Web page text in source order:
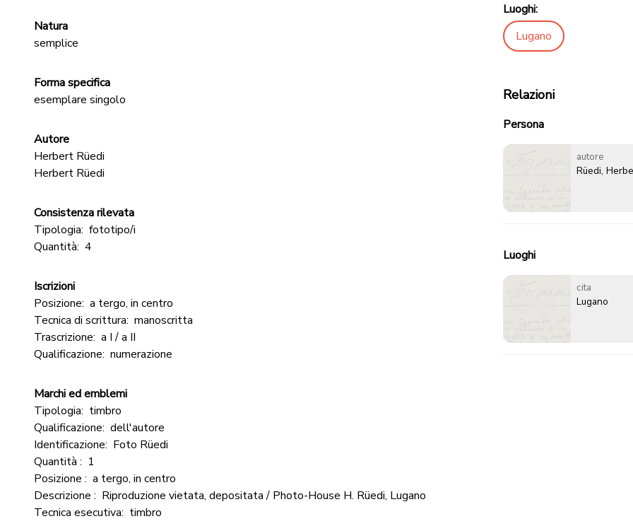
Natura
semplice
Forma specifica
esemplare singolo
Autore
Herbert Rüedi
Herbert Rüedi
Consistenza rilevata
Tipologia: fototipo/i
Quantità: 4
Iscrizioni
Posizione: a tergo, in centro
Tecnica di scrittura: manoscritta
Trascrizione: a I / a II
Qualificazione: numerazione
Marchi ed emblemi
Tipologia: timbro
Qualificazione: dell'autore
Identificazione: Foto Rüedi
Quantità : 1
Posizione : a tergo, in centro
Descrizione : Riproduzione vietata, depositata / Photo-House H. Rüedi, Lugano
Tecnica esecutiva: timbro
Luoghi:
Lugano
Relazioni
Persona
autore
Rüedi,
Luoghi
cita
Lugano